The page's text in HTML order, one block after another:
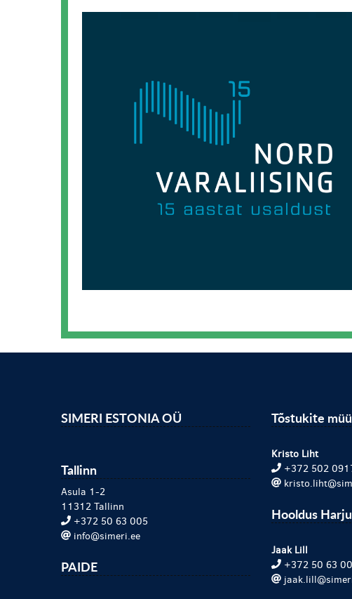
SIMERI ESTONIA OÜ
Tallinn
Asula 1-2
11312 Tallinn
+372 50 63 005
info@simeri.ee
PAIDE
Tõstukite
Kristo Liht
+372 502
Hooldus
Jaak Lill
+372 50 63